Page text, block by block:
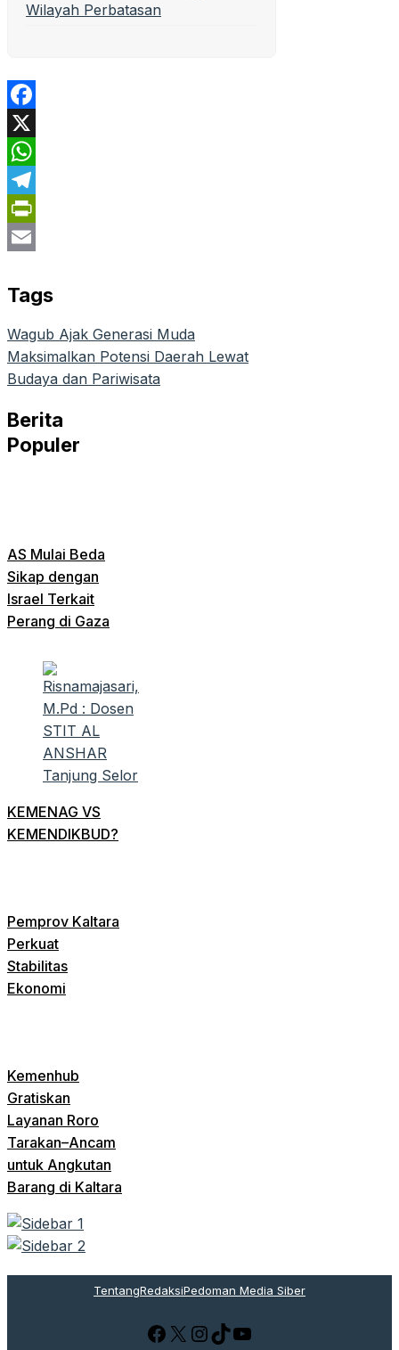
Wilayah Perbatasan
Facebook
X
WhatsApp
Telegram
PrintFriendly
Tags
Wagub Ajak Generasi Muda
Maksimalkan Potensi Daerah Lewat
Budaya dan Pariwisata
Berita
Populer
AS Mulai Beda
Sikap dengan
Israel Terkait
Perang di Gaza
KEMENAG VS
KEMENDIKBUD?
Pemprov Kaltara
Perkuat
Stabilitas
Ekonomi
Kemenhub
Gratiskan
Layanan Roro
Tarakan–Ancam
untuk Angkutan
Barang di Kaltara
TentangRedaksiPedoman Media Siber
Facebook
X Instagram
TikTok
YouTube